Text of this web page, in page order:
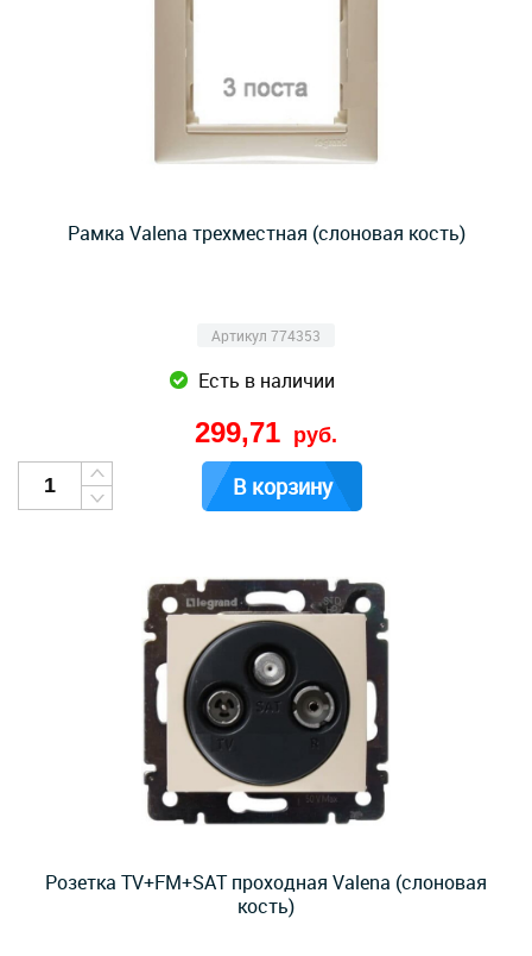
Рамка Valena трехместная (слоновая кость)
Артикул 774353
Есть в наличии
299,71 руб.
В корзину
Розетка TV+FM+SAT проходная Valena (слоновая
кость)